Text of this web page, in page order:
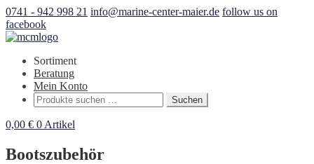
0741 - 942 998 21 info@marine-center-maier.de follow us on
facebook
Sortiment
Beratung
Mein Konto
Suchen
nach:
Suchen
0,00 € 0 Artikel
Bootszubehör